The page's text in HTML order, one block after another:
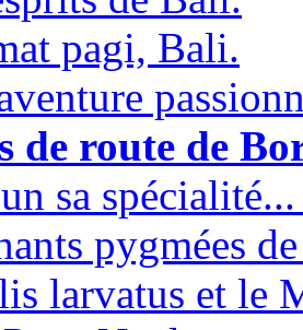
pagi, Bali.
de route de
sa
pygmées
larvatus et le